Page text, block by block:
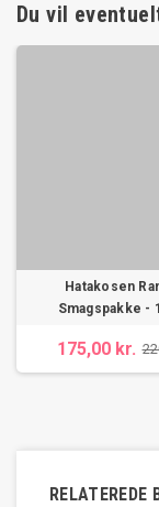
Du vil
Hatakosen
Smagspakke -
175,00 kr.
RELATEREDE